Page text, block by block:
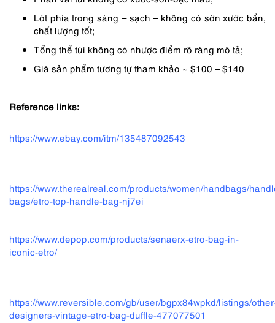
Lót phía trong sáng – sạch – không có sờn xước bẩn,
chất lượng tốt;
Tổng thể túi không có nhược điểm rõ ràng mô tả;
Giá sản phẩm tương tự tham khảo ~ $100 – $140
Reference links:
https://www.ebay.com/itm/135487092543
https://www.therealreal.com/products/women/handbags/
bags/etro-top-handle-bag-nj7ei
https://www.depop.com/products/senaerx-etro-bag-in-
iconic-etro/
https://www.reversible.com/gb/user/bgpx84wpkd/listings/
designers-vintage-etro-bag-duffle-477077501